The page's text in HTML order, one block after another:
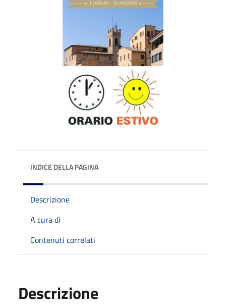
INDICE DELLA PAGINA
Descrizione
A cura di
Contenuti correlati
Descrizione